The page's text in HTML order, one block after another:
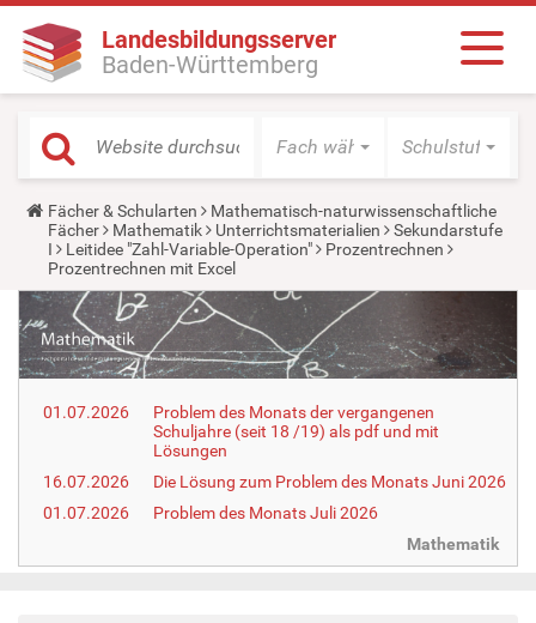
Landesbildungsserver
Baden-Württemberg
Fach wählen Schulstufe
Y
o
u
a
r
e
h
e
r
e
Fächer & Schularten
Mathematisch-naturwissenschaftliche
Fächer
Mathematik Unterrichtsmaterialien
Sekundarstufe
I
Leitidee "Zahl-Variable-Operation"
Prozentrechnen
Prozentrechnen mit Excel
01.07.2026
Problem des Monats der vergangenen
Schuljahre (seit 18 /19) als pdf und mit
Lösungen
16.07.2026
Die Lösung zum Problem des Monats Juni 2026
01.07.2026
Problem des Monats Juli 2026
Mathematik